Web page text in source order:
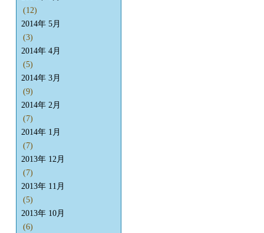
(12)
2014年 5月
(3)
2014年 4月
(5)
2014年 3月
(9)
2014年 2月
(7)
2014年 1月
(7)
2013年 12月
(7)
2013年 11月
(5)
2013年 10月
(6)